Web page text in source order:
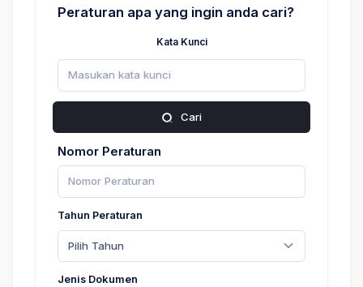
Peraturan apa yang ingin anda cari?
Kata Kunci
Cari
Nomor Peraturan
Tahun Peraturan
Pilih Tahun
Jenis Dokumen